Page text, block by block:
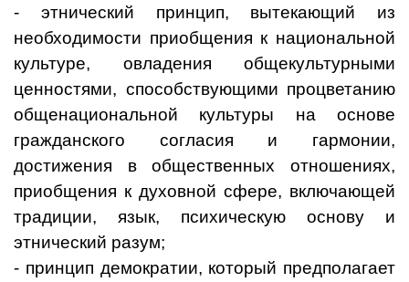
- этнический принцип, вытекающий из
необходимости приобщения к национальной
культуре, овладения общекультурными
ценностями, способствующими процветанию
общенациональной культуры на основе
гражданского согласия и гармонии,
достижения в общественных отношениях,
приобщения к духовной сфере, включающей
традиции, язык, психическую основу и
этнический разум;
- принцип демократии, который предполагает